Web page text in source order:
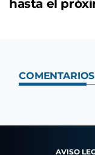
hasta el
COMENTARIOS
AVISO